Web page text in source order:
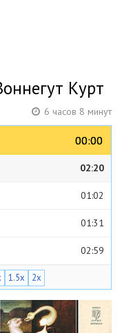
Курт
6 часов 8 минут
00:00
00:00
02:20
01:02
01:31
02:59
06:18
1.5x 2x